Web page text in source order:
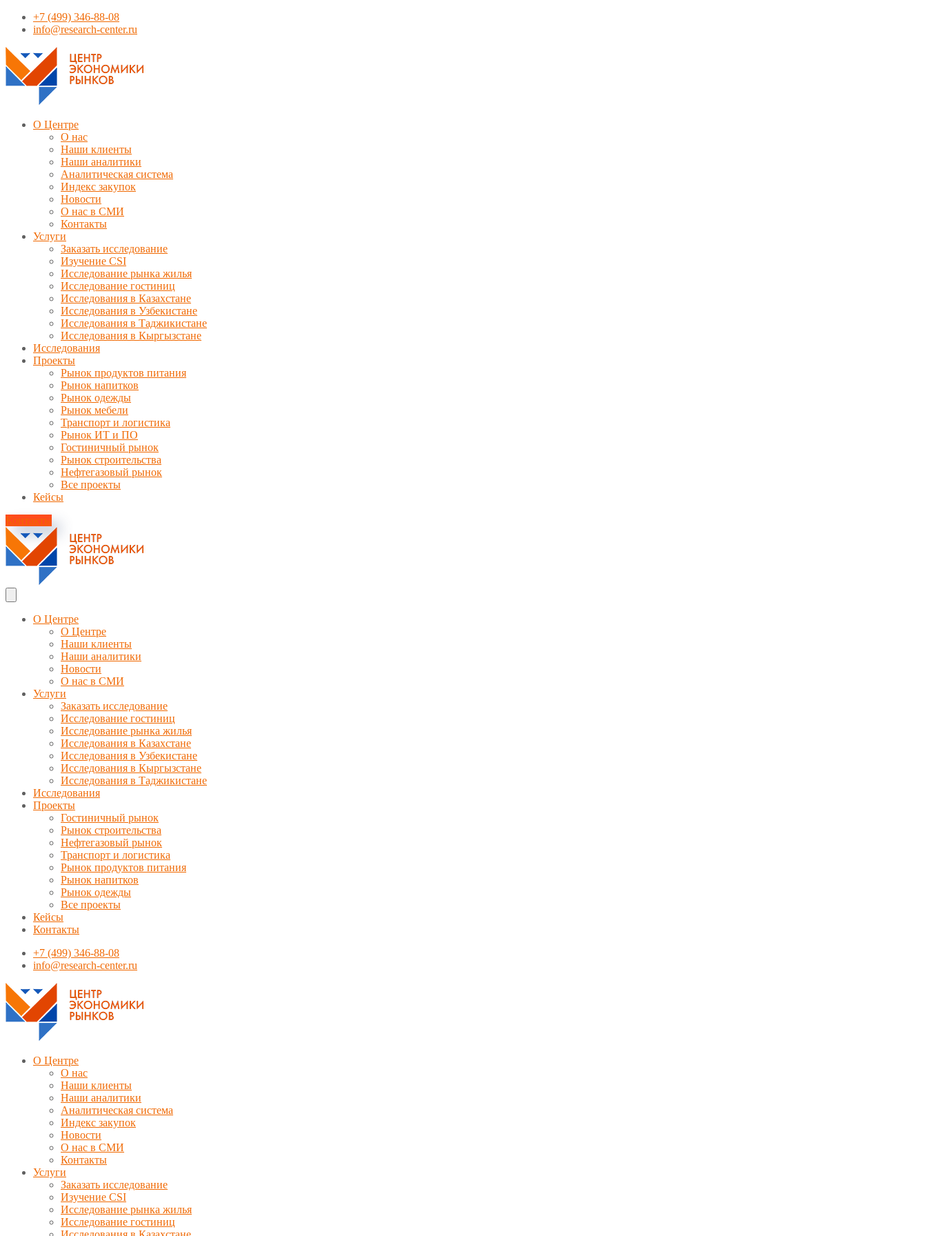
+7 (499) 346-88-08
info@research-center.ru
О Центре
О нас
Наши клиенты
Наши аналитики
Аналитическая система
Индекс закупок
Новости
О нас в СМИ
Контакты
Услуги
Заказать исследование
Изучение CSI
Исследование рынка жилья
Исследование гостиниц
Исследования в Казахстане
Исследования в Узбекистане
Исследования в Таджикистане
Исследования в Кыргызстане
Исследования
Проекты
Рынок продуктов питания
Рынок напитков
Рынок одежды
Рынок мебели
Транспорт и логистика
Рынок ИТ и ПО
Гостиничный рынок
Рынок строительства
Нефтегазовый рынок
Все проекты
Кейсы
Контакты
О Центре
О Центре
Наши клиенты
Наши аналитики
Новости
О нас в СМИ
Услуги
Заказать исследование
Исследование гостиниц
Исследование рынка жилья
Исследования в Казахстане
Исследования в Узбекистане
Исследования в Кыргызстане
Исследования в Таджикистане
Исследования
Проекты
Гостиничный рынок
Рынок строительства
Нефтегазовый рынок
Транспорт и логистика
Рынок продуктов питания
Рынок напитков
Рынок одежды
Все проекты
Кейсы
Контакты
+7 (499) 346-88-08
info@research-center.ru
О Центре
О нас
Наши клиенты
Наши аналитики
Аналитическая система
Индекс закупок
Новости
О нас в СМИ
Контакты
Услуги
Заказать исследование
Изучение CSI
Исследование рынка жилья
Исследование гостиниц